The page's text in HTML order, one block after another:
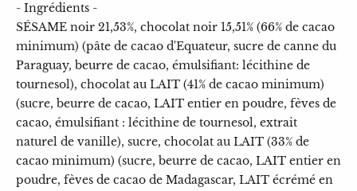
- Ingrédients -
SÉSAME noir 21,53%, chocolat noir 15,51% (66% de cacao
minimum) (pâte de cacao d'Equateur, sucre de canne du
Paraguay, beurre de cacao, émulsifiant: lécithine de
tournesol), chocolat au LAIT (41% de cacao minimum)
(sucre, beurre de cacao, LAIT entier en poudre, fèves de
cacao, émulsifiant : lécithine de tournesol, extrait
naturel de vanille), sucre, chocolat au LAIT (33% de
cacao minimum) (sucre, beurre de cacao, LAIT entier en
poudre, fèves de cacao de Madagascar, LAIT écrémé en